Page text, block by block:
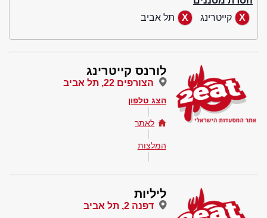
קייטרינג
תל אביב
לורנס קייטרינג
הצורפים 22, תל אביב
הצג טלפון
לאתר
המלצות
ליליות
דפנה 2, תל אביב